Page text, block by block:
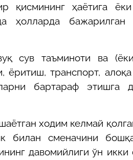
қисмининг ҳаётига
ҳолларда
сув таъминоти ва
ёритиш, транспорт,
бартараф этишга
ходим келмай
билан сменачини
давомийлиги ўн икки